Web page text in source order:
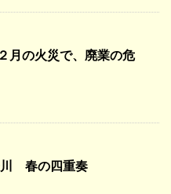
月の火災で、廃業の危
川 春の四重奏